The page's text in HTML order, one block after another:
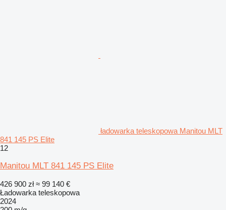
ładowarka teleskopowa Manitou MLT
841 145 PS Elite
12
Manitou MLT 841 145 PS Elite
426 900 zł ≈ 99 140 €
Ładowarka teleskopowa
2024